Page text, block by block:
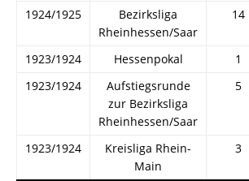
1924/1925
Bezirksliga
Rheinhessen/Saar
14
1923/1924 Hessenpokal
1
1923/1924
Aufstiegsrunde
zur Bezirksliga
Rheinhessen/Saar
5
1923/1924
Kreisliga Rhein-
Main
3